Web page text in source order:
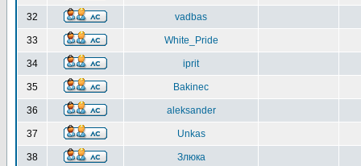
32 vadbas
33 White_Pride
34 iprit
35 Bakinec
36 aleksander
37 Unkas
38 Злюка